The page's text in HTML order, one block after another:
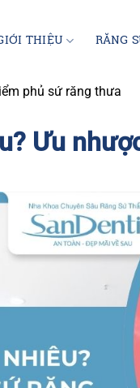
THIỆU RĂNG
phủ sứ răng thưa
Ưu